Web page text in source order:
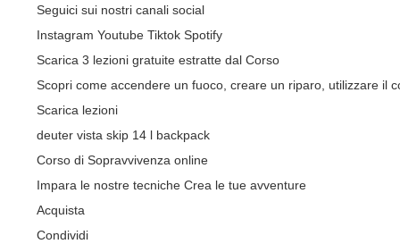
Seguici sui nostri canali social
Instagram Youtube Tiktok Spotify
Scarica 3 lezioni gratuite estratte dal Corso
Scopri come accendere un fuoco, creare un riparo, utilizzare il
Scarica lezioni
deuter vista skip 14 l backpack
Corso di Sopravvivenza online
Impara le nostre tecniche Crea le tue avventure
Acquista
Condividi